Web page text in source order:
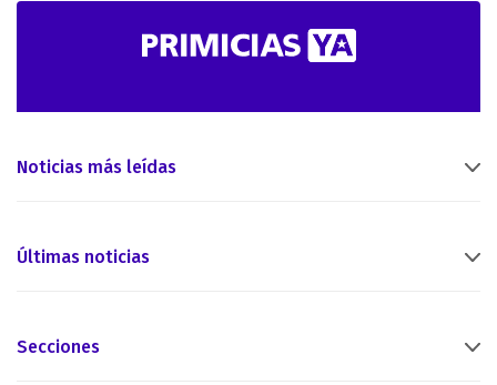
Noticias más leídas
Últimas noticias
Secciones